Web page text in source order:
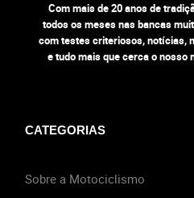
Com mais de 20 anos de
todos os meses nas bancas
com testes criteriosos, notícias,
e tudo mais que cerca o nosso
CATEGORIAS
Sobre a Motociclismo